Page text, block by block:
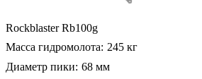
Rockblaster Rb100g
Масса гидромолота: 245 кг
Диаметр пики: 68 мм